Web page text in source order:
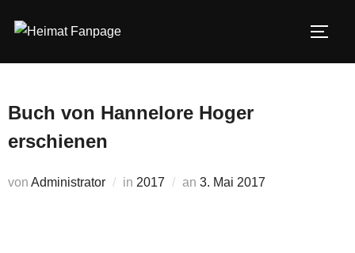
Inhalt
Buch von Hannelore Hoger
erschienen
von Administrator in 2017 an Veröffentlicht
3. Mai 2017